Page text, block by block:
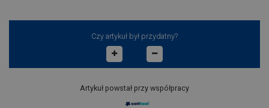
Czy artykuł był przydatny?
Artykuł powstał przy współpracy